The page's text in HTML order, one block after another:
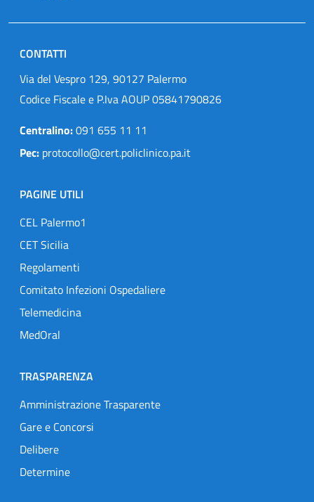
CONTATTI
Via del Vespro 129, 90127 Palermo
Codice Fiscale e P.Iva AOUP 05841790826
Centralino:091 655 11 11
Pec: protocollo@cert.policlinico.pa.it
PAGINE UTILI
CEL Palermo1
CET Sicilia
Regolamenti
Comitato Infezioni Ospedaliere
Telemedicina
MedOral
TRASPARENZA
Amministrazione Trasparente
Gare e Concorsi
Delibere
Determine